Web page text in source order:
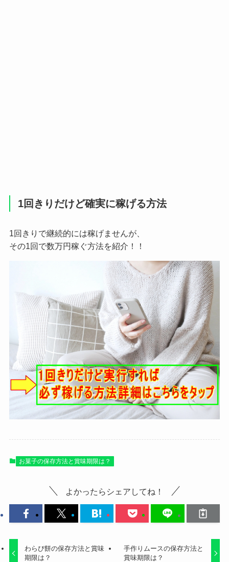
1回きりだけど確実に稼げる方法
1回きりで継続的には稼げませんが、
その1回で数万円稼ぐ方法を紹介！！
お菓子の保存方法と賞味期限は？
よかったらシェアしてね！
わらび餅の保存方法と賞味
期限は？
手作りムースの保存方法と
賞味期限は？